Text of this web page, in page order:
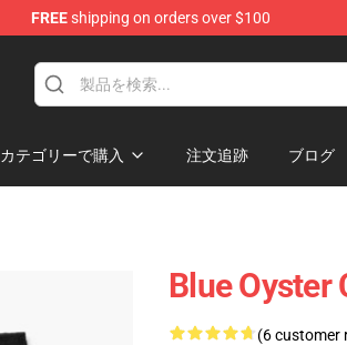
FREEshipping on orders over $100
カテゴリーで購入 注文追跡 ブログ
Blue Oyster
(6 customer